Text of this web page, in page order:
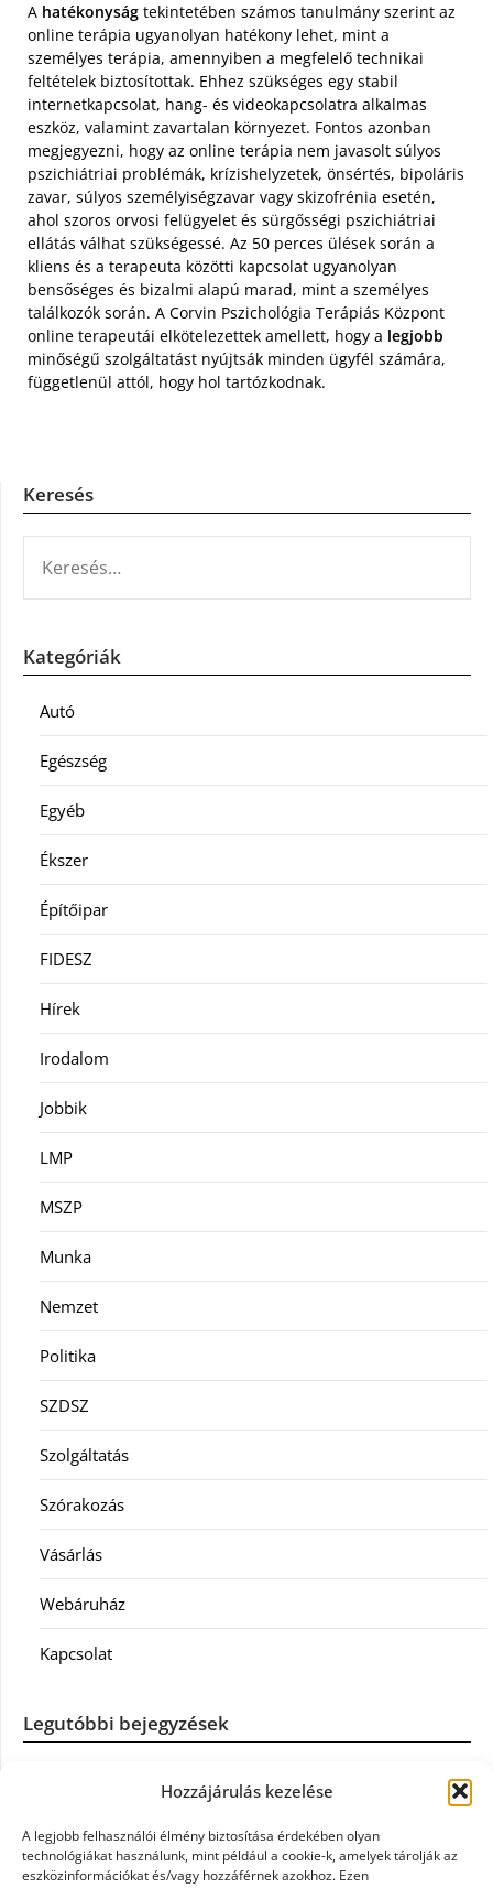
Hozzájárulás kezelése
A legjobb felhasználói élmény biztosítása érdekében olyan
technológiákat használunk, mint például a cookie-k, amelyek tárolják az
eszközinformációkat és/vagy hozzáférnek azokhoz. Ezen
A hatékonyság tekintetében számos tanulmány szerint az
online terápia ugyanolyan hatékony lehet, mint a
személyes terápia, amennyiben a megfelelő technikai
feltételek biztosítottak. Ehhez szükséges egy stabil
internetkapcsolat, hang- és videokapcsolatra alkalmas
eszköz, valamint zavartalan környezet. Fontos azonban
megjegyezni, hogy az online terápia nem javasolt súlyos
pszichiátriai problémák, krízishelyzetek, önsértés, bipoláris
zavar, súlyos személyiségzavar vagy skizofrénia esetén,
ahol szoros orvosi felügyelet és sürgősségi pszichiátriai
ellátás válhat szükségessé. Az 50 perces ülések során a
kliens és a terapeuta közötti kapcsolat ugyanolyan
bensőséges és bizalmi alapú marad, mint a személyes
találkozók során. A Corvin Pszichológia Terápiás Központ
online terapeutái elkötelezettek amellett, hogy a legjobb
minőségű szolgáltatást nyújtsák minden ügyfél számára,
függetlenül attól, hogy hol tartózkodnak.
Keresés
Kategóriák
Autó
Egészség
Egyéb
Ékszer
Építőipar
FIDESZ
Hírek
Irodalom
Jobbik
LMP
MSZP
Munka
Nemzet
Politika
SZDSZ
Szolgáltatás
Szórakozás
Vásárlás
Webáruház
Kapcsolat
Legutóbbi bejegyzések
Casco szélvédőcsere: mikor éri meg a biztosítást igénybe
Könyvelés: mikor érdemes könyvelőt váltani?